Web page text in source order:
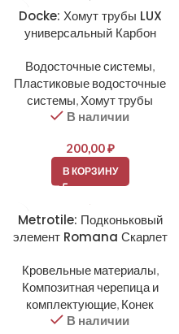
Docke: Хомут трубы LUX
универсальный Карбон
Водосточные системы,
Пластиковые водосточные
системы, Хомут трубы
В наличии
200,00₽
В КОРЗИНУ
Metrotile: Подконьковый
элемент Romana Скарлет
Кровельные материалы,
Композитная черепица и
комплектующие, Конек
В наличии